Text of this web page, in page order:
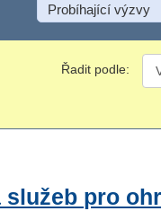
Probíhající výzvy
Řadit podle:
služeb pro